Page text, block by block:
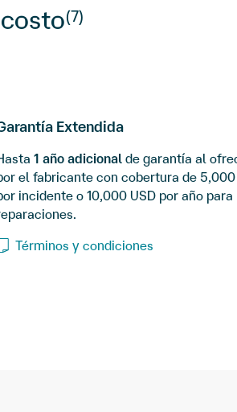
(7)
Extendida
1 año adicionalde garantía al
el fabricante con cobertura de 5,000
incidente o 10,000 USD por año para
Términos y condiciones